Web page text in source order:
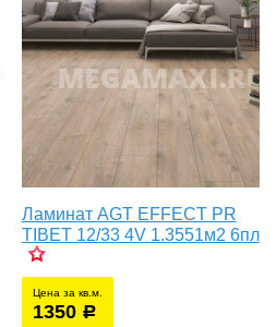
Ламинат AGT EFFECT PR
TIBET 12/33 4V 1.3551м2 6пл
Цена за кв.м.
1350 р